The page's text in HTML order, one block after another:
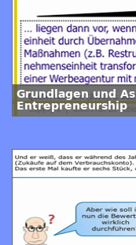
Grundlagen und
Entrepreneurship